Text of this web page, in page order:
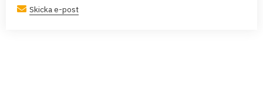
Skicka e-post